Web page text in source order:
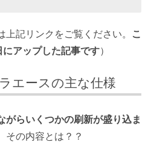
上記リンクをご覧ください。
こ
アップした記事です）
エースの主な仕様
がらいくつかの刷新が盛り込ま
その内容とは？？